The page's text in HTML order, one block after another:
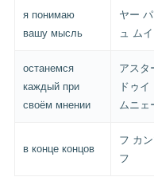
я понимаю
вашу мысль
ヤー
ュ ム
останемся
каждый при
своём мнении
アスタ
ドゥ
ムニェ
в конце концов
フ カ
フ